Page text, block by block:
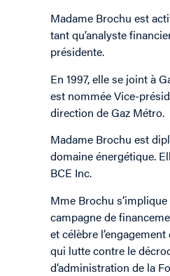
Madame Brochu est
tant qu’analyste
présidente.
En 1997, elle se joint à
est nommée Vice-
direction de Gaz Métro.
Madame Brochu est
domaine énergétique.
BCE Inc.
Mme Brochu
campagne de
et célèbre
qui lutte contre le
d’administration de la